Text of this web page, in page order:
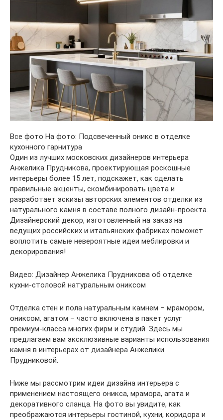
Все фото На фото: Подсвеченный оникс в отделке
кухонного гарнитура
Один из лучших московских дизайнеров интерьера
Анжелика Прудникова, проектирующая роскошные
интерьеры более 15 лет, подскажет, как сделать
правильные акценты, скомбинировать цвета и
разработает эскизы авторских элементов отделки из
натурального камня в составе полного дизайн-проекта.
Дизайнерский декор, изготовленный на заказ на
ведущих российских и итальянских фабриках поможет
воплотить самые невероятные идеи меблировки и
декорирования!
Видео: Дизайнер Анжелика Прудникова об отделке
кухни-столовой натуральным ониксом
Отделка стен и пола натуральным камнем – мрамором,
ониксом, агатом – часто включена в пакет услуг
премиум-класса многих фирм и студий. Здесь мы
предлагаем вам эксклюзивные варианты использования
камня в интерьерах от дизайнера Анжелики
Прудниковой.
Ниже мы рассмотрим идеи дизайна интерьера с
применением настоящего оникса, мрамора, агата и
декоративного сланца. На фото вы увидите, как
преображаются интерьеры гостиной, кухни, коридора и